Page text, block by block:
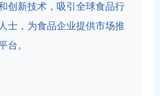
创新技术，吸引全球食品行
士，为食品企业提供市场推
台。